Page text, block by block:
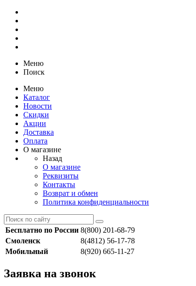
Меню
Поиск
Меню
Каталог
Новости
Скидки
Акции
Доставка
Оплата
О магазине
Назад
О магазине
Реквизиты
Контакты
Возврат и обмен
Политика конфиденциальности
Бесплатно по России 8(800) 201-68-79
Смоленск
8(4812) 56-17-78
Мобильный
8(920) 665-11-27
Заявка на звонок